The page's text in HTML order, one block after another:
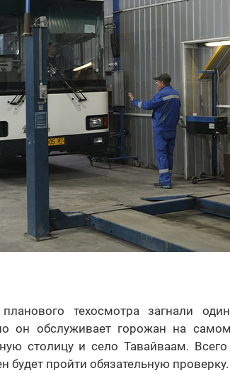
техосмотра загнали
он обслуживает горожан на
столицу и село Тавайваам. Всего
пройти обязательную проверку.